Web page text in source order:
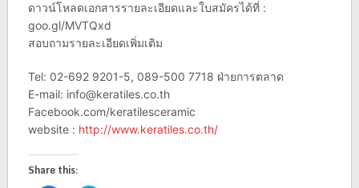
ดาวน์โหลดเอกสารรายละเอียดและใบสมัครได้ที่ :
goo.gl/MVTQxd
สอบถามรายละเอียดเพิ่มเติม
Tel: 02-692 9201-5, 089-500 7718 ฝ่ายการตลาด
E-mail: info@keratiles.co.th
Facebook.com/keratilesceramic
website : http://www.keratiles.co.th/
Share this: